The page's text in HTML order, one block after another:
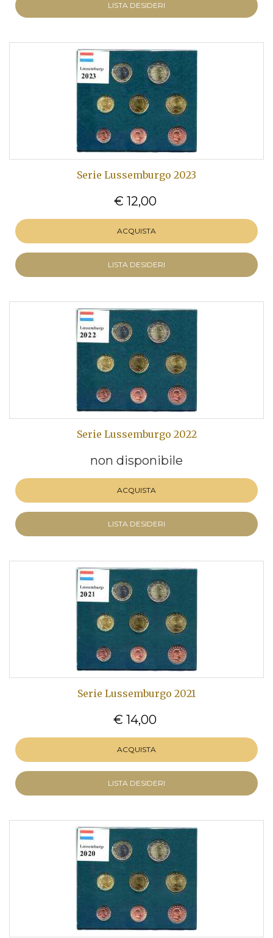
LISTA DESIDERI
Serie Lussemburgo 2023
€ 12,00
ACQUISTA
LISTA DESIDERI
Serie Lussemburgo 2022
non disponibile
ACQUISTA
LISTA DESIDERI
Serie Lussemburgo 2021
€ 14,00
ACQUISTA
LISTA DESIDERI